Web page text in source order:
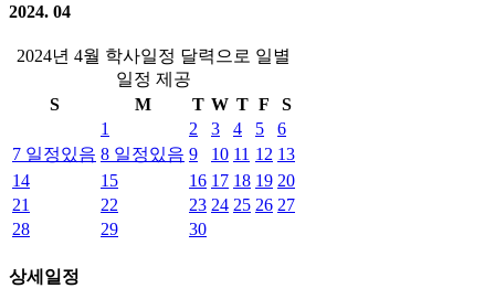
2024. 04
2024년 4월 학사일정 달력으로 일별
일정 제공
S
M T W T F
S
1
2 3 4 5
6
7 일정있음 8 일정있음 9 10 11 12 13
14
15 16 17 18 19 20
21
22 23 24 25 26 27
28
29 30
상세일정